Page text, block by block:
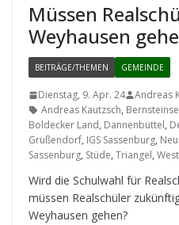
Müs­sen
Wey­hau­sen
BEITRÄGE/THEMEN GEMEINDE
Dienstag, 9. Apr. 24
Andreas
Andreas Kautzsch,
Boldecker Land, Dannenbüttel,
Grußendorf, IGS Sassenburg,
Sassenburg, Stüde, Triangel,
Wird die Schul­wahl für
müs­sen Real­schü­ler
Wey­hau­sen gehen?